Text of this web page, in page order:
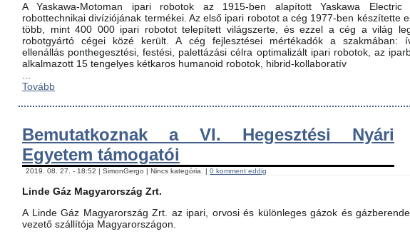
A Yaskawa-Motoman ipari robotok az 1915-ben alapított Yaskawa Electric
robottechnikai divíziójának termékei. Az első ipari robotot a cég 1977-ben készítette
több, mint 400 000 ipari robotot telepített világszerte, és ezzel a cég a világ
robotgyártó cégei közé került. A cég fejlesztései mértékadók a szakmában:
ellenállás ponthegesztési, festési, palettázási célra optimalizált ipari robotok, az
alkalmazott 15 tengelyes kétkaros humanoid robotok, hibrid-kollaboratív
Tovább
Bemutatkoznak a VI. Hegesztési Nyári
Egyetem támogatói
2019. 08. 27. - 18:52 | SimonGergo | Nincs kategória. | 0 komment eddig
Linde Gáz Magyarország Zrt.
A Linde Gáz Magyarország Zrt. az ipari, orvosi és különleges gázok és
vezető szállítója Magyarországon.